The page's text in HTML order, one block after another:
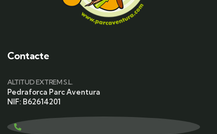
Contacte
ALTITUD EXTREM S.L.
Pedraforca Parc Aventura
NIF: B62614201